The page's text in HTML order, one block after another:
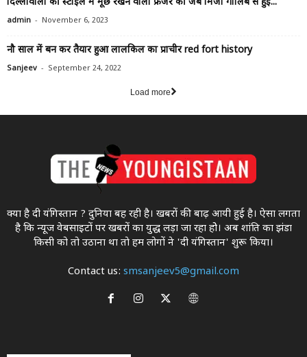
admin - November 6, 2023
नौ साल में बन कर तैयार हुआ लालकिल का प्राचीर red fort history
Sanjeev - September 24, 2022
Load more
क्या है दी यंगिस्तान ? दुनिया बह रही है। खबरों की बाढ़ आयी हुई है। ऐसा लगता
है कि न्यूज वेबसाइटों पर खबरों का युद्ध लड़ा जा रहा होे। अब शांति का झंडा
किसी को तो उठाना था ताे हम लोगों ने 'दी यंगिस्तान' शुरू किया।
Contact us: smsanjeev5@gmail.com